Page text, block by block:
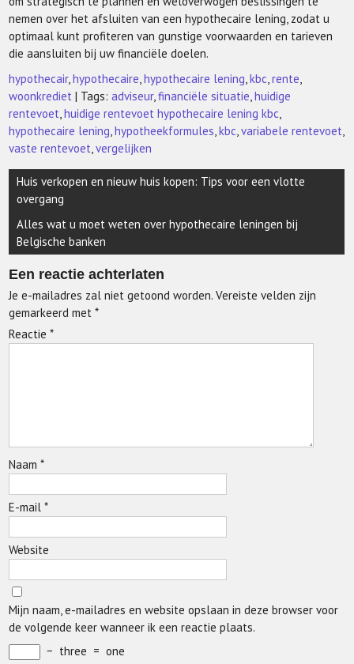
nemen over het afsluiten van een hypothecaire lening, zodat u
optimaal kunt profiteren van gunstige voorwaarden en tarieven
die aansluiten bij uw financiële doelen.
hypothecair,hypothecaire,hypothecaire lening,kbc,rente,
woonkrediet | Tags:adviseur,financiële situatie,huidige
rentevoet,huidige rentevoet hypothecaire lening kbc,
hypothecaire lening,hypotheekformules,kbc,variabele rentevoet,
vaste rentevoet,vergelijken
Berichtnavigatie
Huis verkopen en nieuw huis kopen: Tips voor een vlotte
overgang
Alles wat u moet weten over hypothecaire leningen bij
Belgische banken
Een reactie achterlaten
Je e-mailadres zal niet getoond worden. Vereiste velden zijn
gemarkeerd met*
Reactie*
Naam*
E-mail*
Website
Mijn naam, e-mailadres en website opslaan in deze browser voor
de volgende keer wanneer ik een reactie plaats.
− three = one